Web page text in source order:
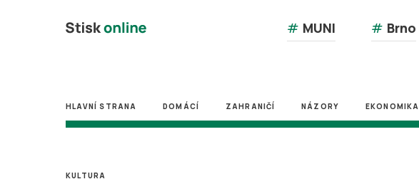
# MUNI # Brno
HLAVNÍ STRANA DOMÁCÍ ZAHRANIČÍ NÁZORY EKONOMIKA
KULTURA